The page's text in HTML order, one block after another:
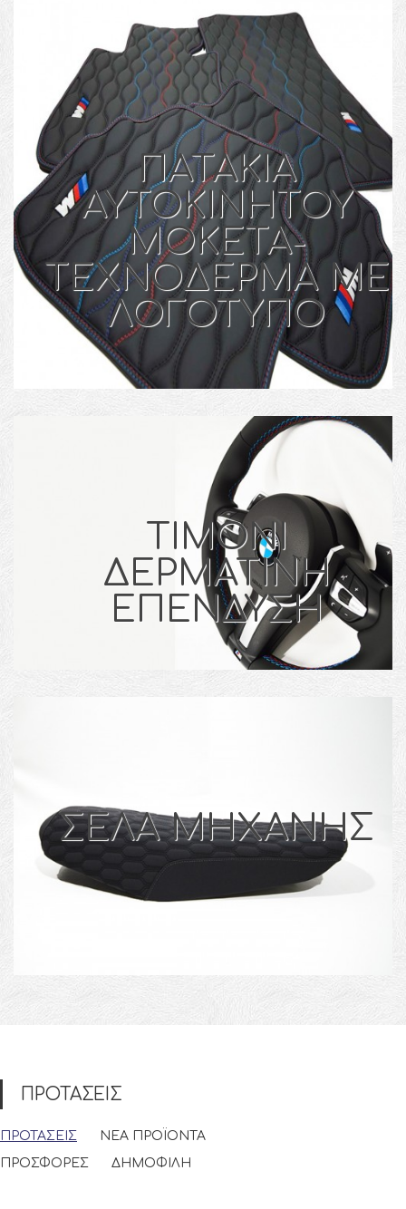
ΠΑΤΑΚΙΑ
ΑΥΤΟΚΙΝΗΤΟΥ
MOKETA-
TEXNOΔΕΡΜΑ ΜΕ
ΛΟΓΟΤΥΠΟ
ΤΙΜΟΝΙ
ΔΕΡΜΑΤΙΝΗ
ΕΠΕΝΔΥΣΗ
ΣΕΛΑ ΜΗΧΑΝΗΣ
ΠΡΟΤΑΣΕΙΣ
ΠΡΟΤΑΣΕΙΣ
ΝΕΑ ΠΡΟΪΟΝΤΑ
ΠΡΟΣΦΟΡΕΣ
ΔΗΜΟΦΙΛΗ